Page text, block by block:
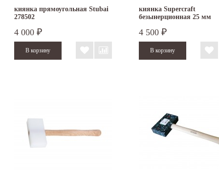
киянка прямоугольная Stubai
278502
4 000 ₽
киянка Supercraft
безынерционная 25 мм
4 500 ₽